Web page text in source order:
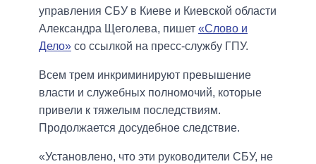
управления СБУ в Киеве и Киевской области
Александра Щеголева, пишет «Слово и
Дело» со ссылкой на пресс-службу ГПУ.
Всем трем инкриминируют превышение
власти и служебных полномочий, которые
привели к тяжелым последствиям.
Продолжается досудебное следствие.
«Установлено, что эти руководители СБУ, не